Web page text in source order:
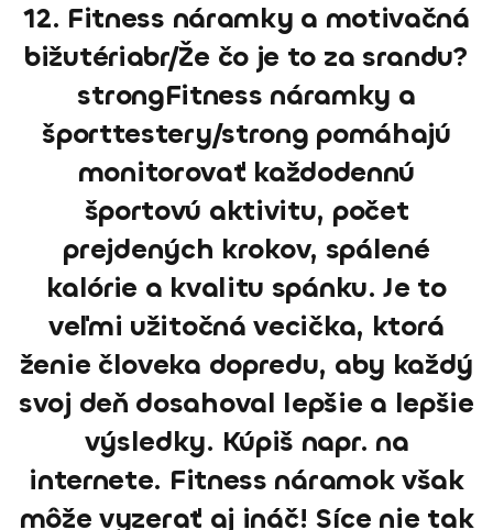
12. Fitness náramky a motivačná
bižutériabr/Že čo je to za srandu?
strongFitness náramky a
športtestery/strong pomáhajú
monitorovať každodennú
športovú aktivitu, počet
prejdených krokov, spálené
kalórie a kvalitu spánku. Je to
veľmi užitočná vecička, ktorá
ženie človeka dopredu, aby každý
svoj deň dosahoval lepšie a lepšie
výsledky. Kúpiš napr. na
internete. Fitness náramok však
môže vyzerať aj ináč! Síce nie tak